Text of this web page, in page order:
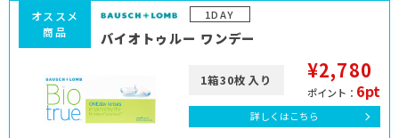
1DAY
オススメ
商品
バイオトゥルー ワンデー
1箱30枚入り ¥2,780
ポイント： 6pt
詳しくはこちら